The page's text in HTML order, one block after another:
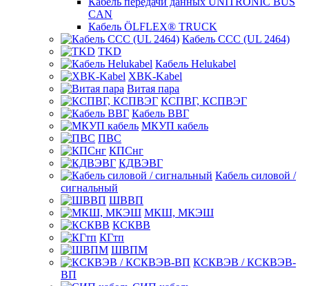
CAN
Кабель ÖLFLEX® TRUCK
Кабель CCC (UL 2464)
TKD
Кабель Helukabel
XBK-Kabel
Витая пара
КСПВГ, КСПВЭГ
Кабель ВВГ
МКУП кабель
ПВС
КПСнг
КДВЭВГ
Кабель силовой /
сигнальный
ШВВП
МКШ, МКЭШ
КСКВВ
КГтп
ШВПМ
КСКВЭВ / КСКВЭВ-
ВП